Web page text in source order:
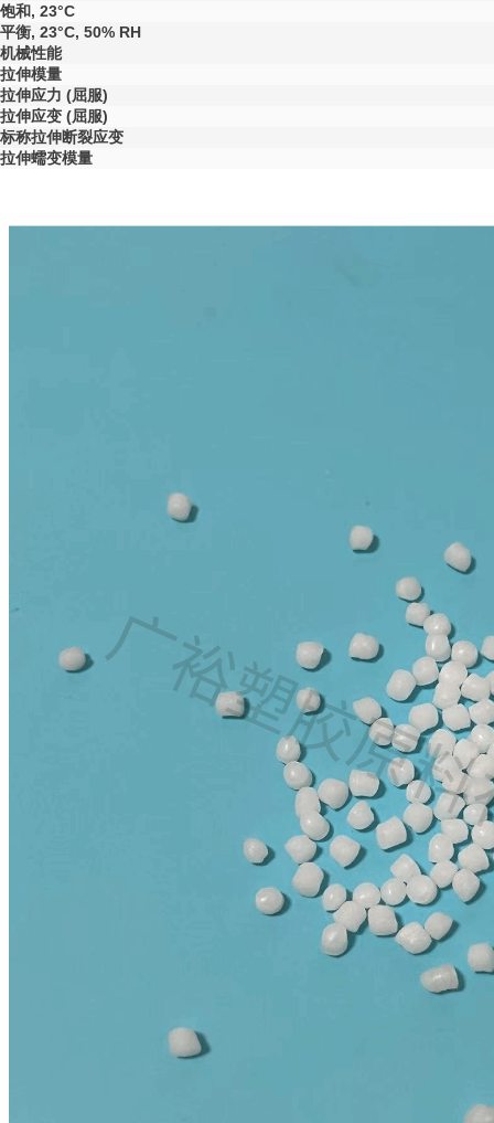
饱和, 23°C
平衡, 23°C, 50% RH
机械性能
拉伸模量
拉伸应力 (屈服)
拉伸应变 (屈服)
标称拉伸断裂应变
拉伸蠕变模量